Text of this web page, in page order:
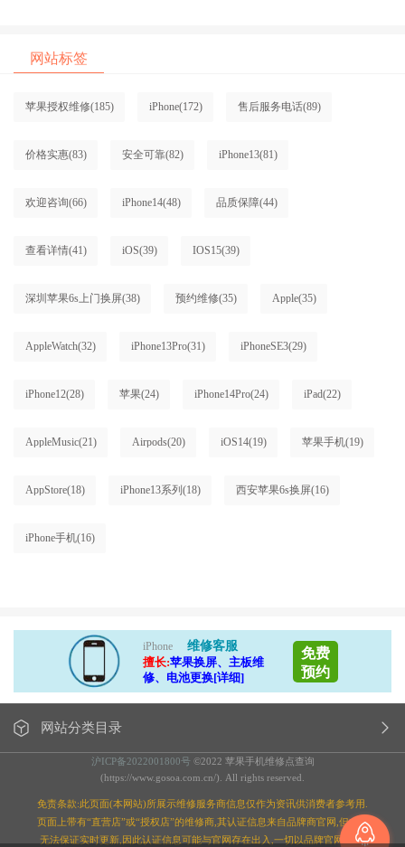
网站标签
苹果授权维修(185) iPhone(172) 售后服务电话(89)
价格实惠(83) 安全可靠(82) iPhone13(81)
欢迎咨询(66) iPhone14(48) 品质保障(44)
查看详情(41) iOS(39) IOS15(39)
深圳苹果6s上门换屏(38) 预约维修(35) Apple(35)
AppleWatch(32) iPhone13Pro(31) iPhoneSE3(29)
iPhone12(28) 苹果(24) iPhone14Pro(24) iPad(22)
AppleMusic(21) Airpods(20) iOS14(19) 苹果手机(19)
AppStore(18) iPhone13系列 (18) 西安苹果6s换屏(16)
iPhone手机(16)
iPhone
维修客服
擅长:苹果换屏、主板维
修、电池更换[详细]
免费
预约
网站分类目录
沪ICP备2022001800号 ©2022 苹果手机维修点查询
(https://www.gosoa.com.cn/). All rights reserved.
免责条款:此页面(本网站)所展示维修服务商信息仅作为资讯供消费者参考用.
页面上带有“直营店”或“授权店”的维修商,其认证信息来自品牌商官网,但本站
无法保证实时更新,因此认证信息可能与官网存在出入,一切以品牌官网为准;